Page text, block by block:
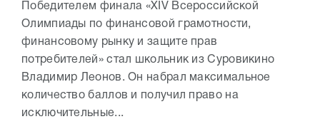
Победителем финала «XIV Всероссийской
Олимпиады по финансовой грамотности,
финансовому рынку и защите прав
потребителей» стал школьник из Суровикино
Владимир Леонов. Он набрал максимальное
количество баллов и получил право на
исключительные...